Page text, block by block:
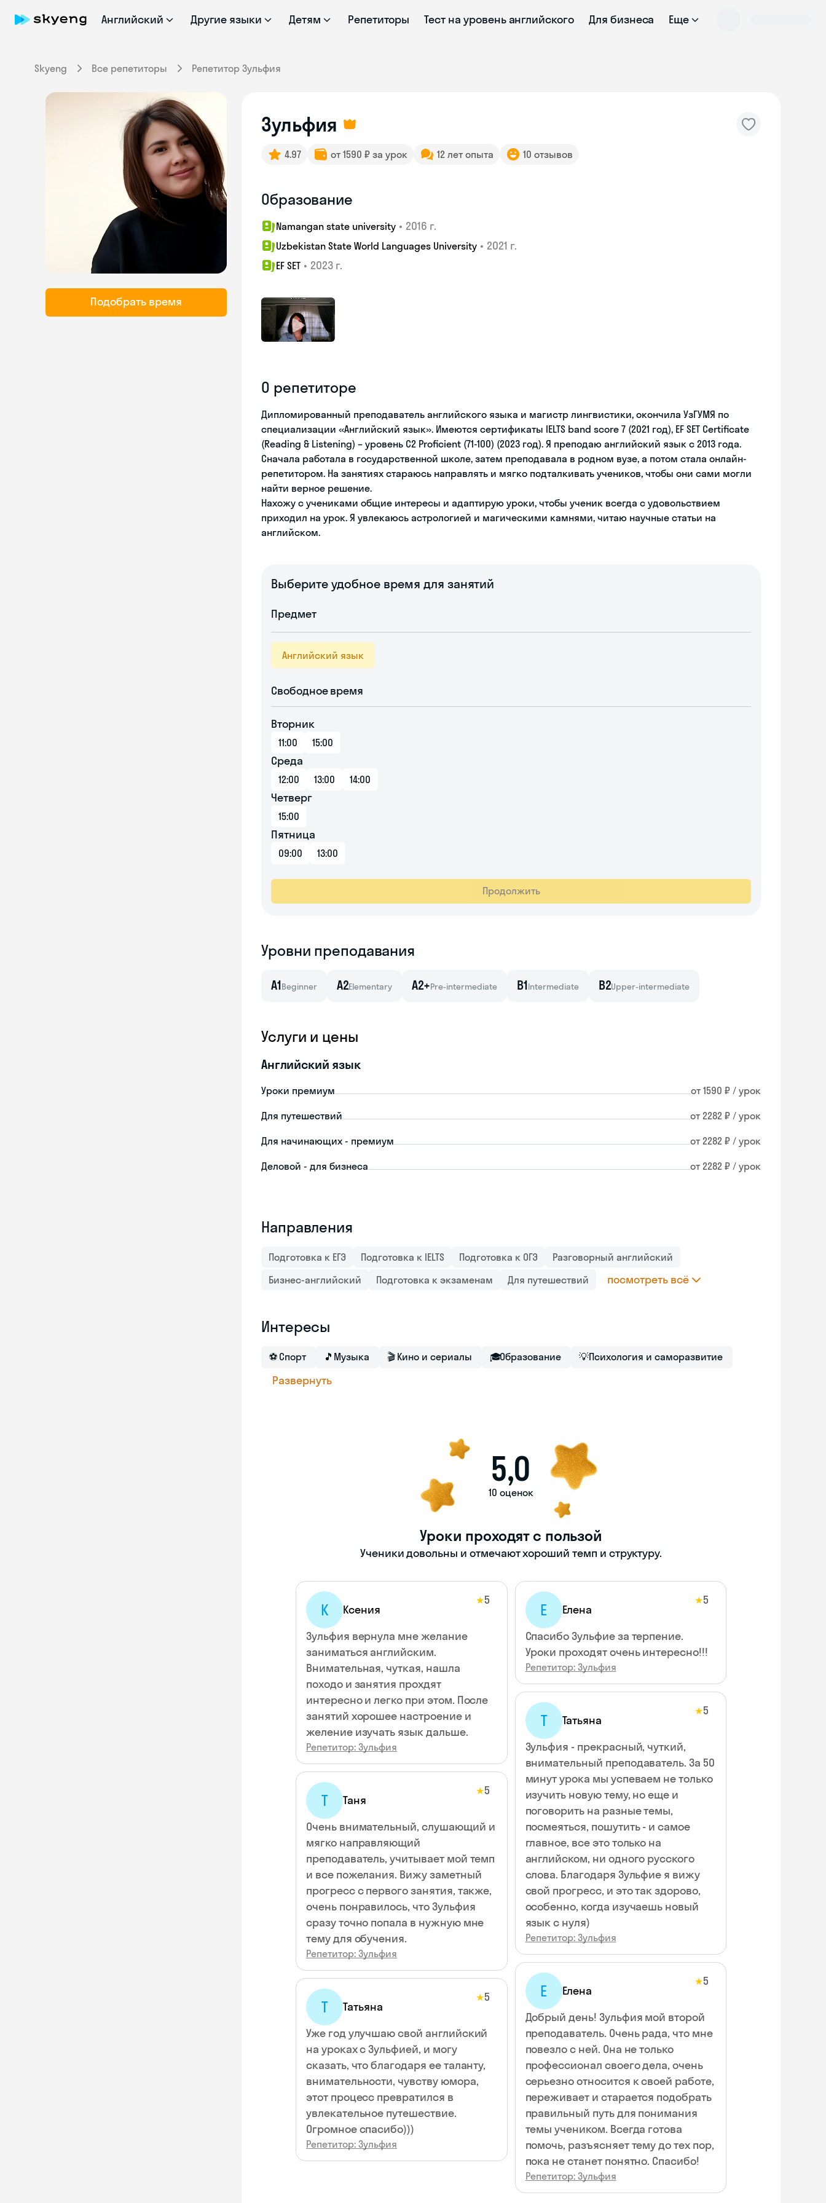
Английский Другие языки Детям Репетиторы Тест на уровень английского Для бизнеса Еще
Skyeng Все репетиторы Репетитор Зульфия
Подобрать время
Зульфия
4.97 от 1590 ₽ за урок 12 лет опыта 10 отзывов
Образование
Namangan state university • 2016 г.
Uzbekistan State World Languages University • 2021 г.
EF SET • 2023 г.
О репетиторе
Дипломированный преподаватель английского языка и магистр лингвистики, окончила УзГУМЯ по
специализации «Английский язык». Имеются сертификаты IELTS band score 7 (2021 год), EF SET Certificate
(Reading & Listening) – уровень C2 Proficient (71-100) (2023 год). Я преподаю английский язык с 2013 года.
Сначала работала в государственной школе, затем преподавала в родном вузе, а потом стала онлайн-
репетитором. На занятиях стараюсь направлять и мягко подталкивать учеников, чтобы они сами могли
найти верное решение.
Нахожу с учениками общие интересы и адаптирую уроки, чтобы ученик всегда с удовольствием
приходил на урок. Я увлекаюсь астрологией и магическими камнями, читаю научные статьи на
английском.
Выберите удобное время для занятий
Предмет
Английский язык
Свободное время
Вторник
11:00 15:00
Среда
12:00 13:00 14:00
Четверг
15:00
Пятница
09:00 13:00
Продолжить
Уровни преподавания
A1Beginner A2Elementary A2+Pre-intermediate B1Intermediate B2Upper-intermediate
Услуги и цены
Английский язык
Уроки премиум от 1590 ₽ / урок
Для путешествий от 2282 ₽ / урок
Для начинающих - премиум от 2282 ₽ / урок
Деловой - для бизнеса от 2282 ₽ / урок
Направления
Подготовка к ЕГЭ Подготовка к IELTS Подготовка к ОГЭ
Разговорный английский
Бизнес-английский
Подготовка к экзаменам Для путешествий посмотреть всё
Интересы
⚽ Спорт 🎵 Музыка 🎬 Кино и сериалы 🎓Образование 💡Психология и саморазвитие
Развернуть
5,0
10 оценок
Уроки проходят с пользой
Ученики довольны и отмечают хороший темп и структуру.
К Ксения
★5
Зульфия вернула мне желание
заниматься английским.
Внимательная, чуткая, нашла
походо и занятия прохдят
интересно и легко при этом. После
занятий хорошее настроение и
желение изучать язык дальше.
Репетитор: Зульфия
Т Таня
★5
Очень внимательный, слушающий и
мягко направляющий
преподаватель, учитывает мой темп
и все пожелания. Вижу заметный
прогресс с первого занятия, также,
очень понравилось, что Зульфия
сразу точно попала в нужную мне
тему для обучения.
Репетитор: Зульфия
Т Татьяна
★5
Уже год улучшаю свой английский
на уроках с Зульфией, и могу
сказать, что благодаря ее таланту,
внимательности, чувству юмора,
этот процесс превратился в
увлекательное путешествие.
Огромное спасибо)))
Репетитор: Зульфия
Е Елена
★5
Спасибо Зульфие за терпение.
Уроки проходят очень интересно!!!
Репетитор: Зульфия
Т Татьяна
★5
Зульфия - прекрасный, чуткий,
внимательный преподаватель. За 50
минут урока мы успеваем не только
изучить новую тему, но еще и
поговорить на разные темы,
посмеяться, пошутить - и самое
главное, все это только на
английском, ни одного русского
слова. Благодаря Зульфие я вижу
свой прогресс, и это так здорово,
особенно, когда изучаешь новый
язык с нуля)
Репетитор: Зульфия
Е Елена
★5
Добрый день! Зульфия мой второй
преподаватель. Очень рада, что мне
повезло с ней. Она не только
профессионал своего дела, очень
серьезно относится к своей работе,
переживает и старается подобрать
правильный путь для понимания
темы учеником. Всегда готова
помочь, разъясняет тему до тех пор,
пока не станет понятно. Спасибо!
Репетитор: Зульфия
Skyeng Chat
online